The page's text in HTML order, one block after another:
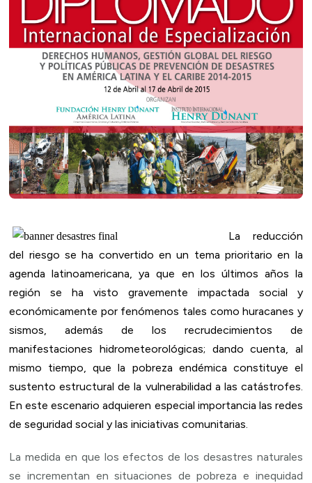
La reducción
del riesgo se ha convertido en un tema prioritario en la
agenda latinoamericana, ya que en los últimos años la
región se ha visto gravemente impactada social y
económicamente por fenómenos tales como huracanes y
sismos, además de los recrudecimientos de
manifestaciones hidrometeorológicas; dando cuenta, al
mismo tiempo, que la pobreza endémica constituye el
sustento estructural de la vulnerabilidad a las catástrofes.
En este escenario adquieren especial importancia las redes
de seguridad social y las iniciativas comunitarias.
La medida en que los efectos de los desastres naturales
se incrementan en situaciones de pobreza e inequidad